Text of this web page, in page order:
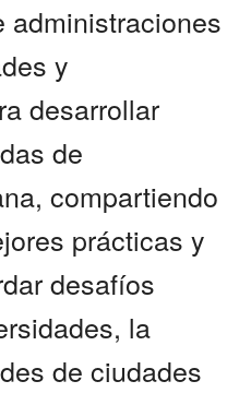
administraciones
y
desarrollar
de
compartiendo
prácticas y
desafíos
la
de ciudades